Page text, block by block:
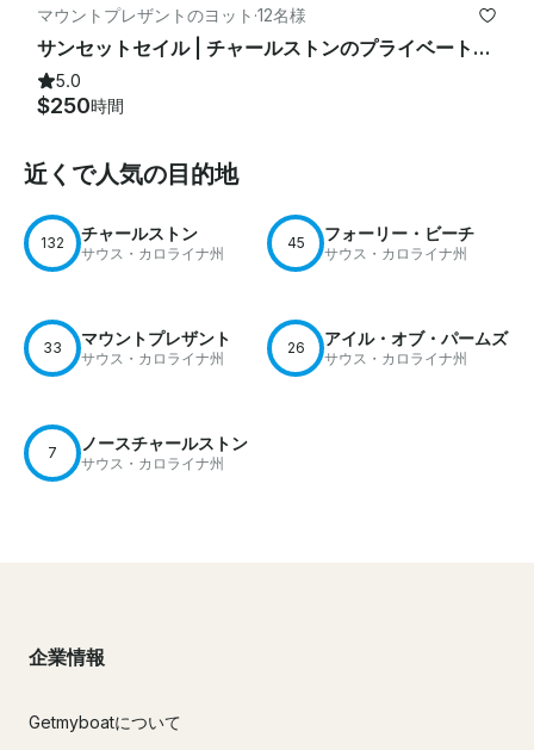
マウントプレザントのヨット ·12名様
サンセットセイル | チャールストンのプライベート50フィート豪華セーリングヨット
5.0
$250時間
近くで人気の目的地
132 チャールストン
サウス・カロライナ州
45 フォーリー・ビーチ
サウス・カロライナ州
33 マウントプレザント
サウス・カロライナ州
26 アイル・オブ・パームズ
サウス・カロライナ州
7 ノースチャールストン
サウス・カロライナ州
企業情報
Getmyboatについて